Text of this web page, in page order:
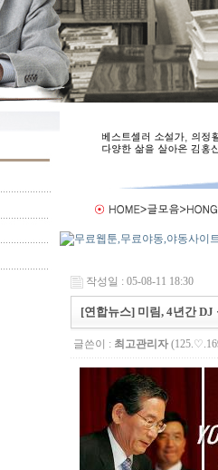
작성일 : 05-08-11 18:30
[연합뉴스] 미림, 4년간 DJ
글쓴이 : 최고관리자